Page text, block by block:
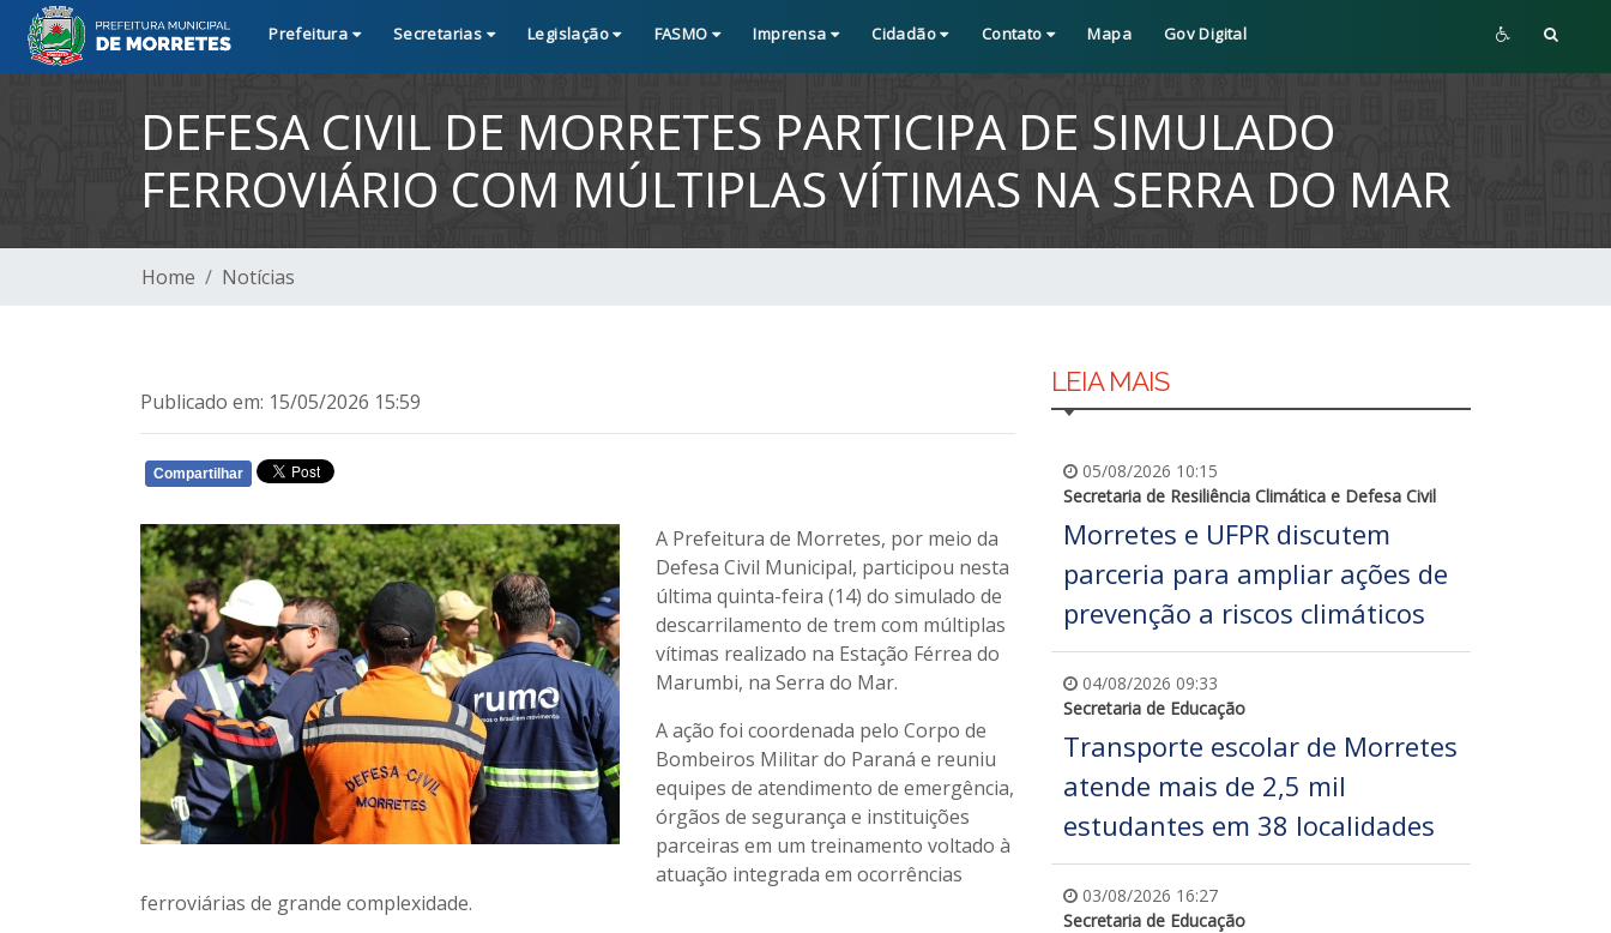
Prefeitura Secretarias Legislação FASMO Imprensa Cidadão Contato Mapa Gov Digital
DEFESA CIVIL DE MORRETES PARTICIPA DE SIMULADO
FERROVIÁRIO COM MÚLTIPLAS VÍTIMAS NA SERRA DO MAR
Home Notícias
Publicado em: 15/05/2026 15:59
Compartilhar
A Prefeitura de Morretes, por meio da
Defesa Civil Municipal, participou nesta
última quinta-feira (14) do simulado de
descarrilamento de trem com múltiplas
vítimas realizado na Estação Férrea do
Marumbi, na Serra do Mar.
A ação foi coordenada pelo Corpo de
Bombeiros Militar do Paraná e reuniu
equipes de atendimento de emergência,
órgãos de segurança e instituições
parceiras em um treinamento voltado à
atuação integrada em ocorrências
ferroviárias de grande complexidade.
LEIA MAIS
05/08/2026 10:15
Secretaria de Resiliência Climática e Defesa Civil
Morretes e UFPR discutem
parceria para ampliar ações de
prevenção a riscos climáticos
04/08/2026 09:33
Secretaria de Educação
Transporte escolar de Morretes
atende mais de 2,5 mil
estudantes em 38 localidades
03/08/2026 16:27
Secretaria de Educação